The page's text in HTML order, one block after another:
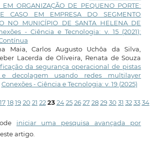
EM ORGANIZAÇÃO DE PEQUENO PORTE:
CASO EM EMPRESA DO SEGMENTO
NO MUNICÍPIO DE SANTA HELENA DE
- Ciência e Tecnologia: v. 15 (2021):
Maia, Carlos Augusto Uchôa da Silva,
Lacerda de Oliveira, Renata de Souza
da segurança operacional de pistas
decolagem usando redes multilayer
Conexões - Ciência e Tecnologia: v. 19 (2025)
17 18 19 20 21 22 23 24 25 26 27 28 29 30 31 32 33 34
iniciar uma pesquisa avançada por
artigo.